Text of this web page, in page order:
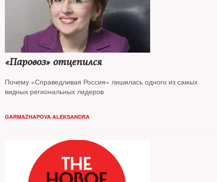
«Паровоз» отцепился
Почему «Справедливая Россия» лишилась одного из самых
видных региональных лидеров
GARMAZHAPOVA ALEKSANDRA